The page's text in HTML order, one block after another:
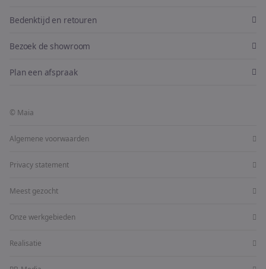
Bedenktijd en retouren
Bezoek de showroom
Plan een afspraak
© Maia
Algemene voorwaarden
Privacy statement
Meest gezocht
Onze werkgebieden
Realisatie